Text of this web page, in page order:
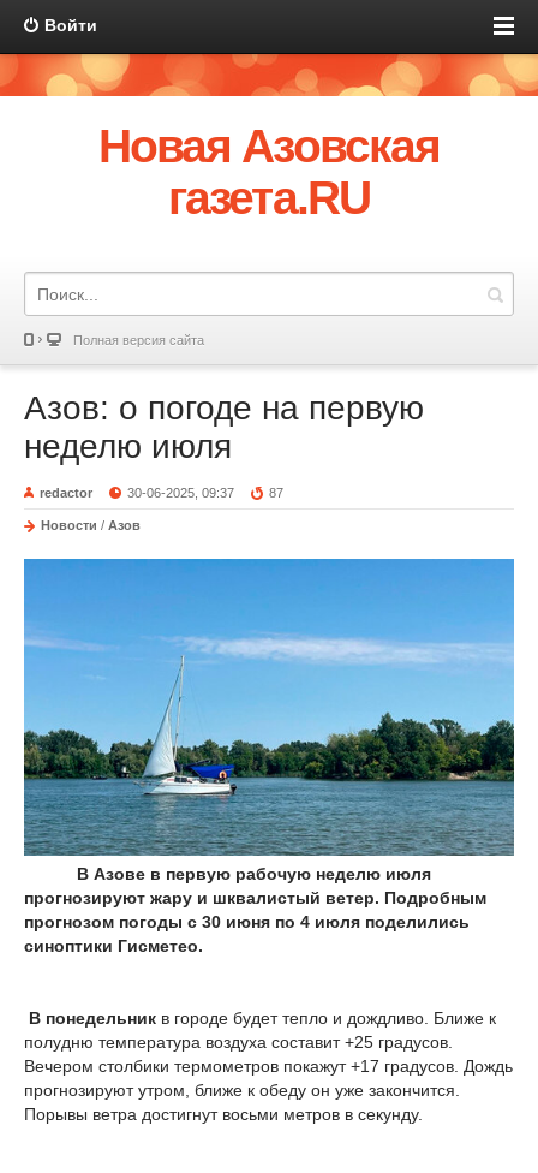
Войти
Новая Азовская
газета.RU
Полная версия сайта
Азов: о погоде на первую
неделю июля
redactor 30-06-2025, 09:37 87
Новости / Азов
В Азове в первую рабочую неделю июля
прогнозируют жару и шквалистый ветер. Подробным
прогнозом погоды с 30 июня по 4 июля поделились
синоптики Гисметео.
В понедельник в городе будет тепло и дождливо. Ближе к
полудню температура воздуха составит +25 градусов.
Вечером столбики термометров покажут +17 градусов. Дождь
прогнозируют утром, ближе к обеду он уже закончится.
Порывы ветра достигнут восьми метров в секунду.